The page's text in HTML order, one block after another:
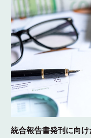
統合報告書発刊に向